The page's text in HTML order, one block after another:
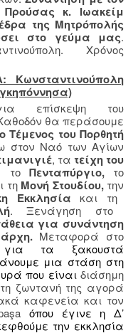
κ. Ιωακείμ
της Μητρόπολής
στο γεύμα μας.
Χρόνος
Κωνσταντινούπολη
επίσκεψη του
θα περάσουμε
του Πορθητή
στον Ναό των Αγίων
, τα τείχη του
το Πενταπύργιο, το
τη Μονή Στουδίου, την
Εκκλησίακαι τη
. Ξενάγηση στο
για συνάντηση
Μεταφορά στο
τα ξακουστά
μια στάση στη
που είναι διάσημη
ζωντανή της αγορά
καφενεία και τον
όπου έγινε η Δ’
την εκκλησία